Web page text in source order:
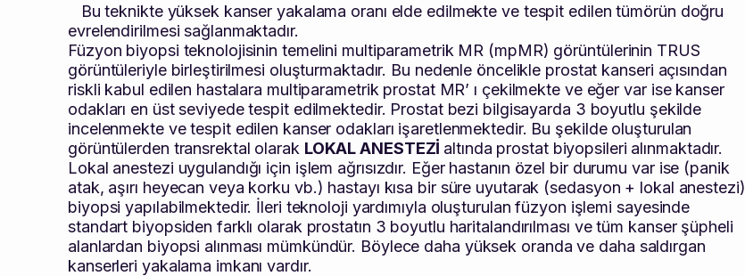
Bu teknikte yüksek kanser yakalama oranı elde edilmekte ve tespit edilen tümörün doğru
evrelendirilmesi sağlanmaktadır.
Füzyon biyopsi teknolojisinin temelini multiparametrik MR (mpMR) görüntülerinin TRUS
görüntüleriyle birleştirilmesi oluşturmaktadır. Bu nedenle öncelikle prostat kanseri açısından
riskli kabul edilen hastalara multiparametrik prostat MR’ ı çekilmekte ve eğer var ise kanser
odakları en üst seviyede tespit edilmektedir. Prostat bezi bilgisayarda 3 boyutlu şekilde
incelenmekte ve tespit edilen kanser odakları işaretlenmektedir. Bu şekilde oluşturulan
görüntülerden transrektal olarak LOKAL ANESTEZİ altında prostat biyopsileri alınmaktadır.
Lokal anestezi uygulandığı için işlem ağrısızdır. Eğer hastanın özel bir durumu var ise (panik
atak, aşırı heyecan veya korku vb.) hastayı kısa bir süre uyutarak (sedasyon + lokal anestezi)
biyopsi yapılabilmektedir. İleri teknoloji yardımıyla oluşturulan füzyon işlemi sayesinde
standart biyopsiden farklı olarak prostatın 3 boyutlu haritalandırılması ve tüm kanser şüpheli
alanlardan biyopsi alınması mümkündür. Böylece daha yüksek oranda ve daha saldırgan
kanserleri yakalama imkanı vardır.